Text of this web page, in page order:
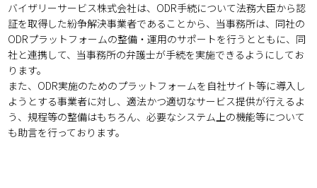
バイザリーサービス株式会社は、ODR手続について法務大臣から認
証を取得した紛争解決事業者であることから、当事務所は、同社の
ODRプラットフォームの整備・運用のサポートを行うとともに、同
社と連携して、当事務所の弁護士が手続を実施できるようにしてお
ります。
また、ODR実施のためのプラットフォームを自社サイト等に導入し
ようとする事業者に対し、適法かつ適切なサービス提供が行えるよ
う、規程等の整備はもちろん、必要なシステム上の機能等について
も助言を行っております。